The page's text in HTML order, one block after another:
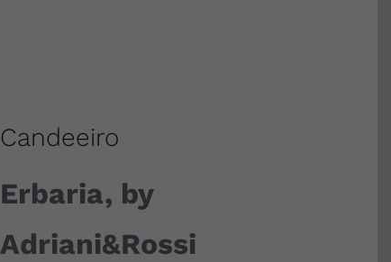
Candeeiro
Erbaria, by
Adriani&Rossi